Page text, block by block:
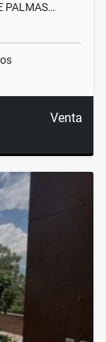
PALMAS…
Venta